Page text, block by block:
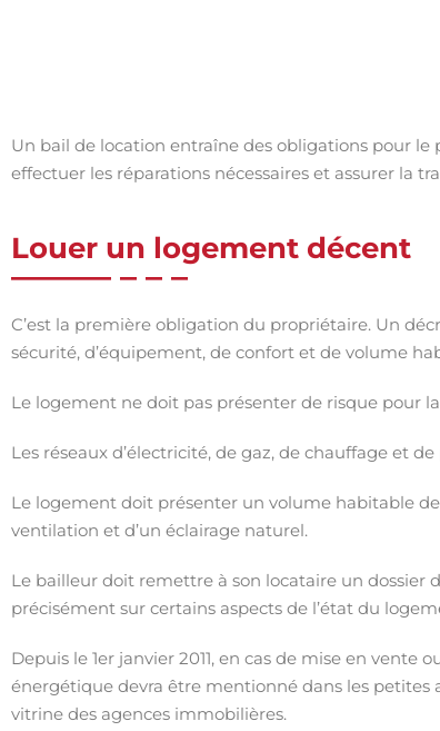
Un bail de location entraîne des obligations pour
effectuer les réparations nécessaires et assurer la
Louer un logement décent
C’est la première obligation du propriétaire. Un
sécurité, d’équipement, de confort et de volume
Le logement ne doit pas présenter de risque pour
Les réseaux d’électricité, de gaz, de chauffage et
Le logement doit présenter un volume habitable
ventilation et d’un éclairage naturel.
Le bailleur doit remettre à son locataire un
précisément sur certains aspects de l’état du
Depuis le 1er janvier 2011, en cas de mise en
énergétique devra être mentionné dans les petites
vitrine des agences immobilières.